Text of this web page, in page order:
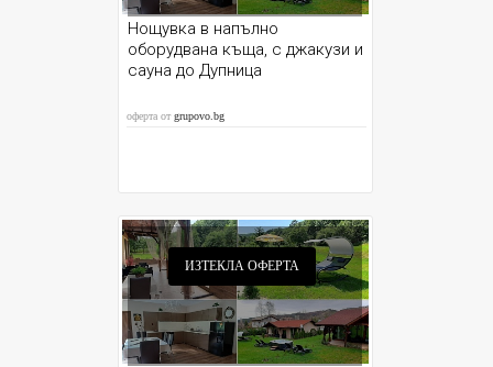
Нощувка в напълно
оборудвана къща, с джакузи и
сауна до Дупница
оферта отgrupovo.bg
ИЗТЕКЛА ОФЕРТА